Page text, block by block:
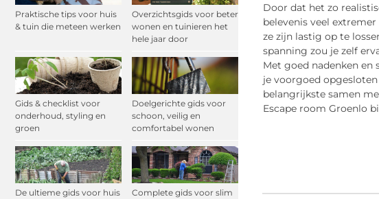
Praktische tips voor huis
& tuin die meteen werken
Overzichtsgids voor beter
wonen en tuinieren het
hele jaar door
Gids & checklist voor
onderhoud, styling en
groen
Doelgerichte gids voor
schoon, veilig en
comfortabel wonen
De ultieme gids voor huis
Complete gids voor slim
Door dat het zo
belevenis veel
ze zijn lastig op te
spanning zou je zelf
Met goed nadenken
je voorgoed
belangrijkste samen
Escape room Groenlo